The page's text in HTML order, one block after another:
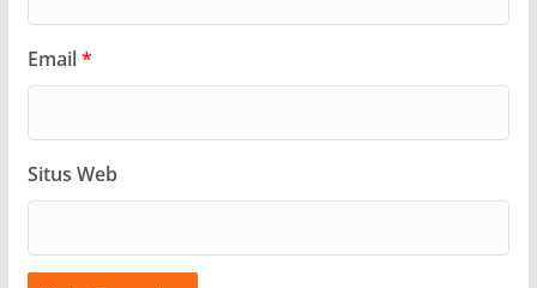
Email*
Situs Web